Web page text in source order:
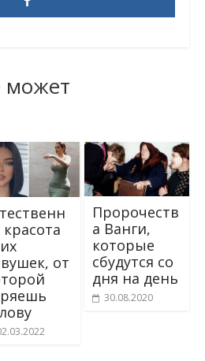
может
красота
от
Пророчеств
а Ванги,
которые
сбудутся со
дня на день
30.08.2020